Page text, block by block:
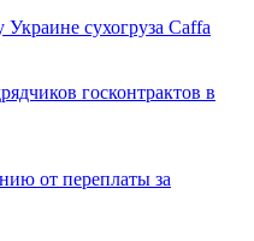
сухогруза Caffa
госконтрактов в
от переплаты за